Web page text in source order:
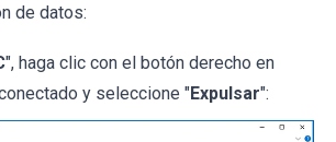
de datos:
", haga clic con el botón derecho en
y seleccione "Expulsar":